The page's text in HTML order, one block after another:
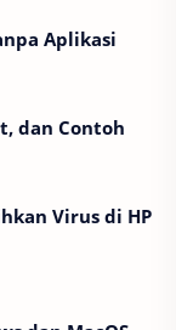
Aplikasi
dan Contoh
Virus di HP